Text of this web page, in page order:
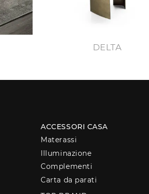
DELTA
ACCESSORI CASA
Materassi
Illuminazione
Complementi
Carta da parati